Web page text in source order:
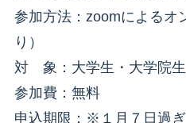
参加方法：zoomによるオ
り）
対 象：大学生・大学院生
参加費：無料
申込期限：※１月７日過